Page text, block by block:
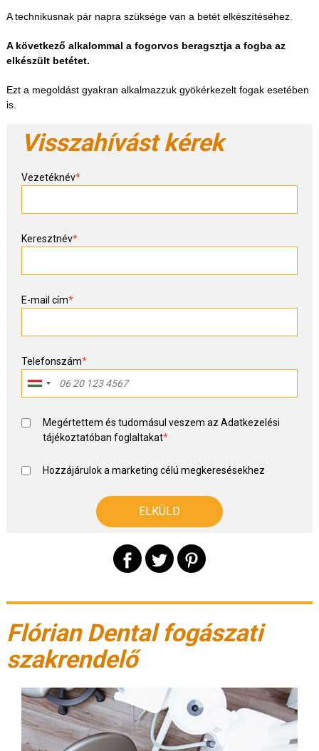
A technikusnak pár napra szüksége van a betét elkészítéséhez.
A következő alkalommal a fogorvos beragsztja a fogba az
elkészült betétet.
Ezt a megoldást gyakran alkalmazzuk gyökérkezelt fogak esetében
is.
Visszahívást kérek
Vezetéknév*
Keresztnév*
E-mail cím*
Telefonszám*
Megértettem és tudomásul veszem azAdatkezelési
tájékoztatóban foglaltakat*
Hozzájárulok a marketing célú megkeresésekhez
Flórian Dental fogászati
szakrendelő